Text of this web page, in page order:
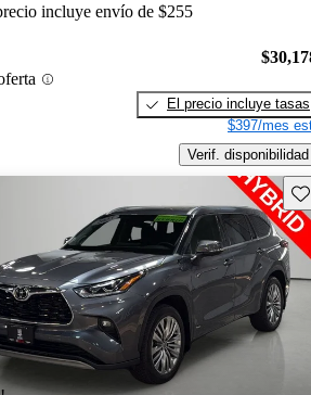
incluye envío de $255
El precio incluye tasas
$397/mes
Verif. disponibilidad